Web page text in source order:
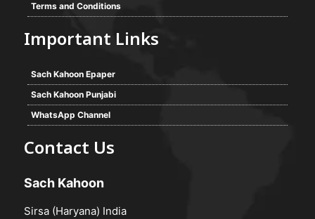
Terms and Conditions
Important Links
Sach Kahoon Epaper
Sach Kahoon Punjabi
WhatsApp Channel
Contact Us
Sach Kahoon
Sirsa (Haryana) India